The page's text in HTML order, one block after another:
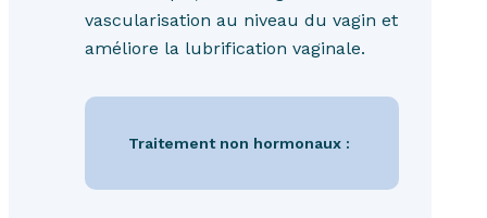
vascularisation au niveau du vagin et
améliore la lubrification vaginale.
Traitement non hormonaux :